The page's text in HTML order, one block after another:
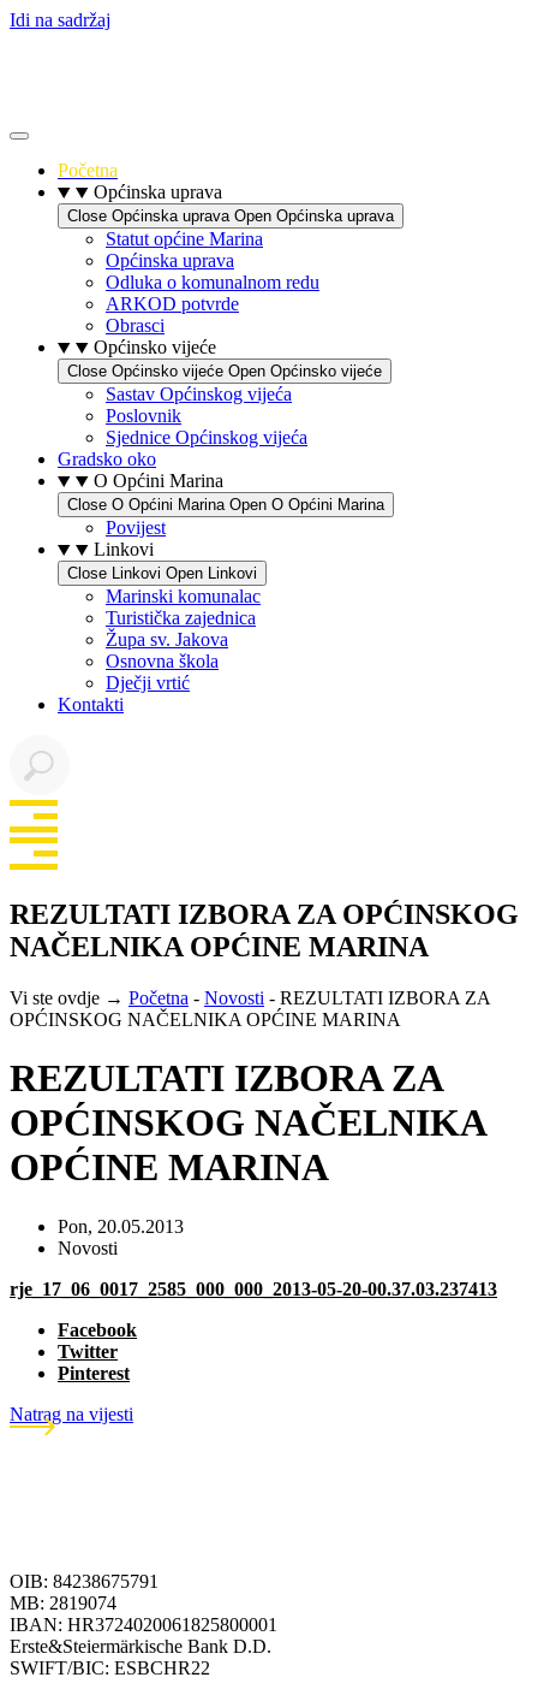
Idi na sadržaj
Početna
Općinska uprava
Close Općinska uprava Open Općinska uprava
Statut općine Marina
Općinska uprava
Odluka o komunalnom redu
ARKOD potvrde
Obrasci
Općinsko vijeće
Close Općinsko vijeće Open Općinsko vijeće
Sastav Općinskog vijeća
Poslovnik
Sjednice Općinskog vijeća
Gradsko oko
O Općini Marina
Close O Općini Marina Open O Općini Marina
Povijest
Linkovi
Close Linkovi Open Linkovi
Marinski komunalac
Turistička zajednica
Župa sv. Jakova
Osnovna škola
Dječji vrtić
Kontakti
REZULTATI IZBORA ZA OPĆINSKOG
NAČELNIKA OPĆINE MARINA
Vi ste ovdje → Početna - Novosti - REZULTATI IZBORA ZA
OPĆINSKOG NAČELNIKA OPĆINE MARINA
REZULTATI IZBORA ZA
OPĆINSKOG NAČELNIKA
OPĆINE MARINA
Pon, 20.05.2013
Novosti
rje_17_06_0017_2585_000_000_2013-05-20-00.37.03.237413
Facebook
Twitter
Pinterest
Natrag na vijesti
OIB: 84238675791
MB: 2819074
IBAN: HR3724020061825800001
Erste&Steiermärkische Bank D.D.
SWIFT/BIC: ESBCHR22